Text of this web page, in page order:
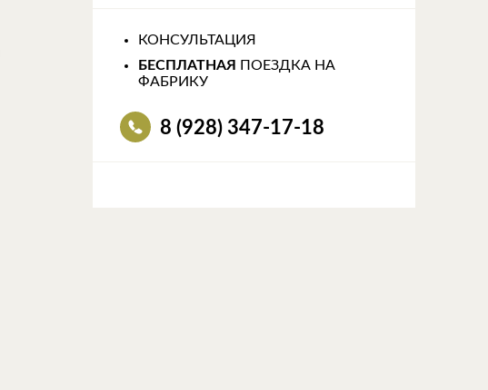
КОНСУЛЬТАЦИЯ
БЕСПЛАТНАЯ
ПОЕЗДКА НА
ФАБРИКУ
8 (928) 347-17-18